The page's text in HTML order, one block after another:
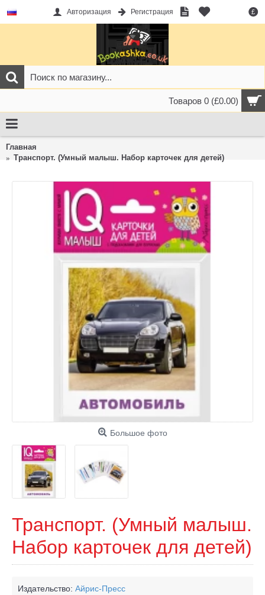
£
Авторизация Регистрация
Товаров 0 (£0.00)
Главная
Транспорт. (Умный малыш. Набор карточек для детей)
Большое фото
Транспорт. (Умный малыш.
Набор карточек для детей)
Издательство: Айрис-Пресс